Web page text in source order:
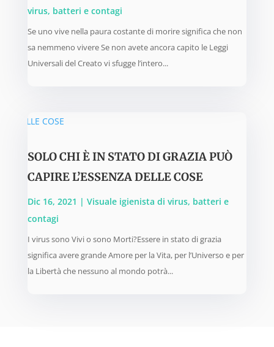
virus, batteri e contagi
Se uno vive nella paura costante di morire significa che non
sa nemmeno vivere Se non avete ancora capito le Leggi
Universali del Creato vi sfugge l’intero...
SOLO CHI È IN STATO DI GRAZIA PUÒ
CAPIRE L’ESSENZA DELLE COSE
Dic 16, 2021 | Visuale igienista di virus, batteri e
contagi
I virus sono Vivi o sono Morti?Essere in stato di grazia
significa avere grande Amore per la Vita, per l’Universo e per
la Libertà che nessuno al mondo potrà...